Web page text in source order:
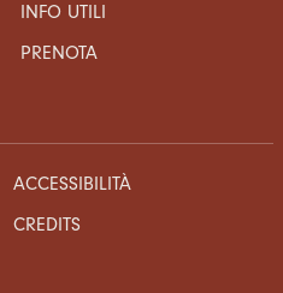
INFO UTILI
PRENOTA
ACCESSIBILITÀ
CREDITS